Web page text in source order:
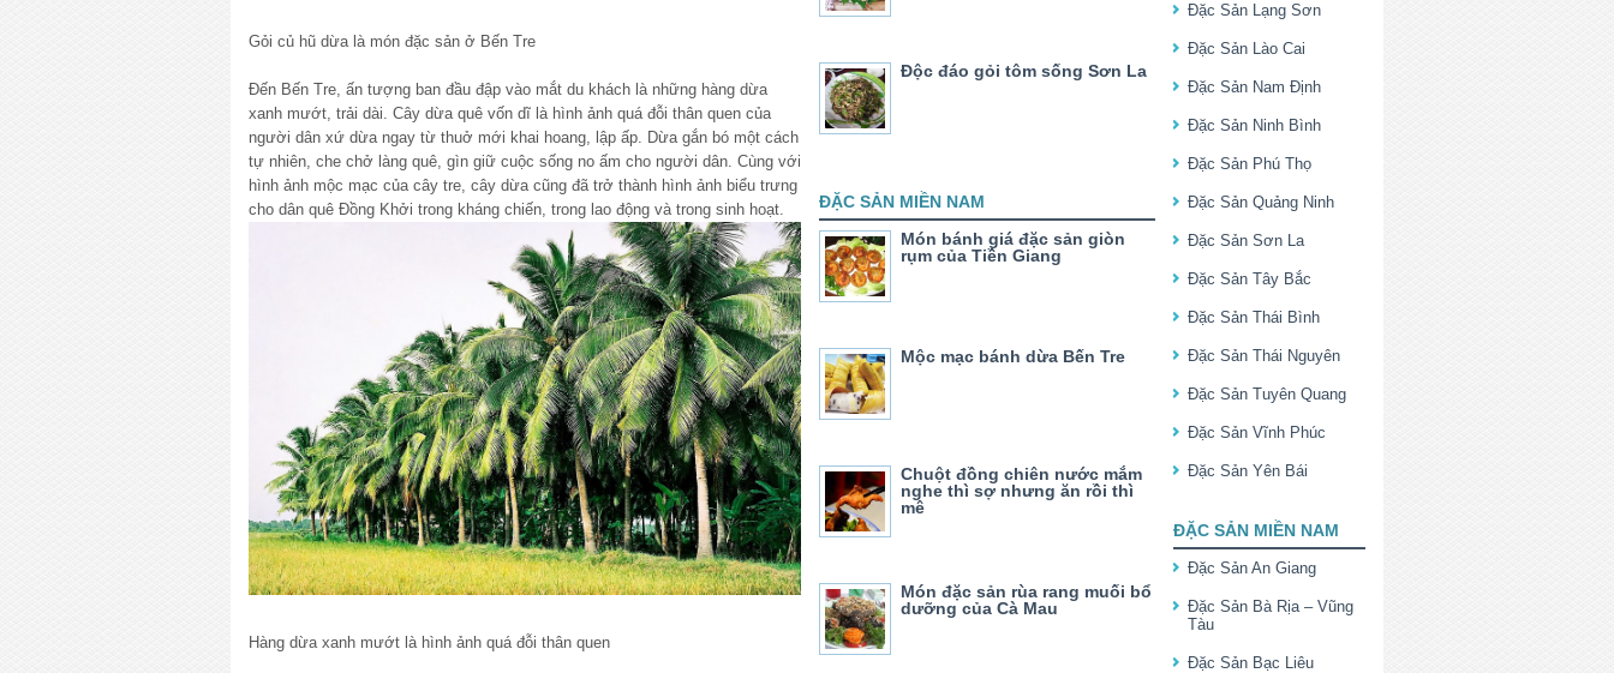
Gỏi củ hũ dừa là món đặc sản ở Bến Tre
Đến Bến Tre, ấn tượng ban đầu đập vào mắt du khách là những hàng dừa
xanh mướt, trải dài. Cây dừa quê vốn dĩ là hình ảnh quá đỗi thân quen của
người dân xứ dừa ngay từ thuở mới khai hoang, lập ấp. Dừa gắn bó một cách
tự nhiên, che chở làng quê, gìn giữ cuộc sống no ấm cho người dân. Cùng với
hình ảnh mộc mạc của cây tre, cây dừa cũng đã trở thành hình ảnh biểu trưng
cho dân quê Đồng Khởi trong kháng chiến, trong lao động và trong sinh hoạt.
Hàng dừa xanh mướt là hình ảnh quá đỗi thân quen
Độc đáo gỏi tôm sống Sơn La
ĐẶC SẢN MIỀN NAM
Món bánh giá đặc sản giòn
rụm của Tiền Giang
Mộc mạc bánh dừa Bến Tre
Chuột đồng chiên nước mắm
nghe thì sợ nhưng ăn rồi thì
mê
Món đặc sản rùa rang muối bổ
dưỡng của Cà Mau
Đặc Sản Lạng Sơn
Đặc Sản Lào Cai
Đặc Sản Nam Định
Đặc Sản Ninh Bình
Đặc Sản Phú Thọ
Đặc Sản Quảng Ninh
Đặc Sản Sơn La
Đặc Sản Tây Bắc
Đặc Sản Thái Bình
Đặc Sản Thái Nguyên
Đặc Sản Tuyên Quang
Đặc Sản Vĩnh Phúc
Đặc Sản Yên Bái
ĐẶC SẢN MIỀN NAM
Đặc Sản An Giang
Đặc Sản Bà Rịa – Vũng
Tàu
Đặc Sản Bạc Liêu